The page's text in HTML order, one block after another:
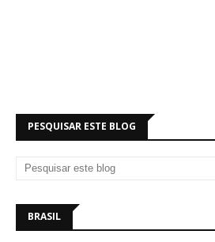
PESQUISAR ESTE BLOG
BRASIL